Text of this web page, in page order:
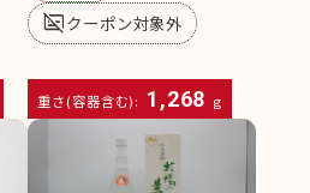
subtitles_offクーポン対象外
重さ(容器含む): 1,268 g